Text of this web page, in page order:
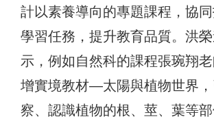
計以素養導向的專題課程，協
學習任務，提升教育品質。洪
示，例如自然科的課程張琬翔
增實境教材—太陽與植物世界
察、認識植物的根、莖、葉等